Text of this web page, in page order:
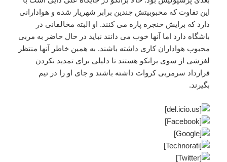
این تفاوت که محبوبیتش چندین برابر شهریار شده و هوادارانی
دارد که برایش حنجره پاره می کنند. او البته مخالفانی در
باشگاه دارد اما آنها خوب می دانند نباید در حال حاضر به مربی
محبوب هواداران کاری داشته باشند. به همین خاطر آنها منتظر
لغزشی از سوی برانکو هستند تا دلیلی برای تمدید نکردن
قرارداد سرمربی کروات داشته باشند و جای او را در تیم
بگیرند.